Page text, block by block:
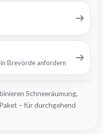
Brevörde anfordern
Schneeräumung,
– für durchgehend